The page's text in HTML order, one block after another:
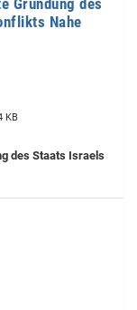
Nahe
KB
des Staats Israels